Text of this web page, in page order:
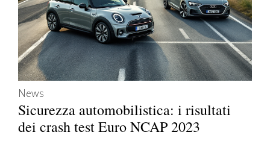
News
Sicurezza automobilistica: i risultati
dei crash test Euro NCAP 2023